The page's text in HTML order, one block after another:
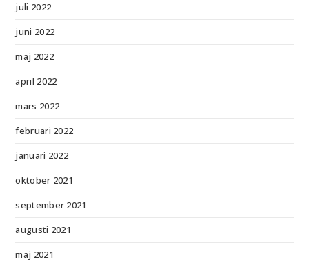
juli 2022
juni 2022
maj 2022
april 2022
mars 2022
februari 2022
januari 2022
oktober 2021
september 2021
augusti 2021
maj 2021